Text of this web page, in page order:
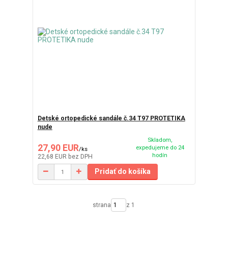
Detské ortopedické sandále č.34 T97 PROTETIKA
nude
27,90 EUR/ks
22,68 EUR bez DPH
Skladom,
expedujeme do 24
hodín
Pridať do košíka
strana z 1